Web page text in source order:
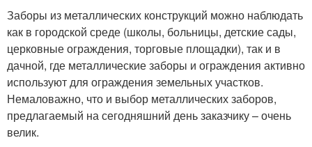
Заборы из металлических конструкций можно наблюдать
как в городской среде (школы, больницы, детские сады,
церковные ограждения, торговые площадки), так и в
дачной, где металлические заборы и ограждения активно
используют для ограждения земельных участков.
Немаловажно, что и выбор металлических заборов,
предлагаемый на сегодняшний день заказчику – очень
велик.